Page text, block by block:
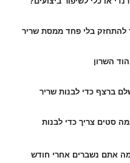
להתחזק בלי פחד ממסת שריר
השרון
ברצף כדי לבנות שריר
סטים צריך כדי לבנות
אתם נשברים אחרי חודש